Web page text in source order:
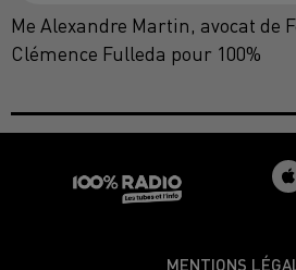
Me Alexandre Martin, avocat de
Clémence Fulleda pour 100%
MENTIONS